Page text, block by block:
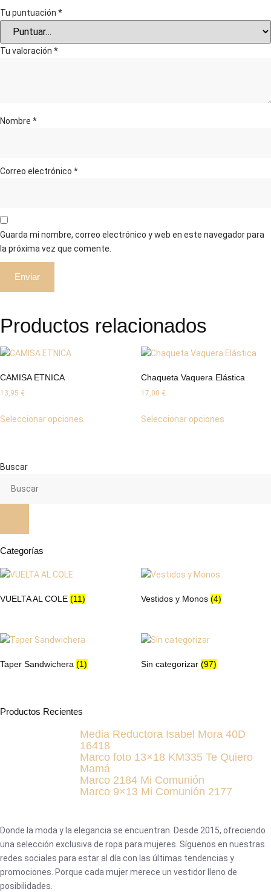
Tu puntuación *
Tu valoración *
Nombre *
Correo electrónico *
Guarda mi nombre, correo electrónico y web en este navegador para
la próxima vez que comente.
Productos relacionados
CAMISA ETNICA
13,95 €
Seleccionar opciones
producto
Chaqueta Vaquera Elástica
17,00 €
Seleccionar opcionesproducto
Buscar
Categorías
VUELTA AL COLE (11) Vestidos y Monos (4)
Taper Sandwichera (1) Sin categorizar (97)
Productos Recientes
Media Reductora Isabel Mora 40D
16418
Marco foto 13×18 KM335 Te Quiero
Mamá
Marco 2184 Mi Comunión
Marco 9×13 Mi Comunión 2177
Donde la moda y la elegancia se encuentran. Desde 2015, ofreciendo
una selección exclusiva de ropa para mujeres. Síguenos en nuestras
redes sociales para estar al día con las últimas tendencias y
promociones. Porque cada mujer merece un vestidor lleno de
posibilidades.